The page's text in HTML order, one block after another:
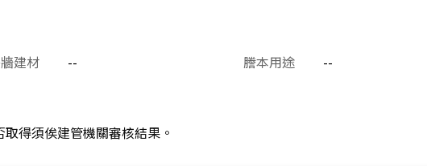
建材 -- 謄本用途
--
得須俟建管機關審核結果。